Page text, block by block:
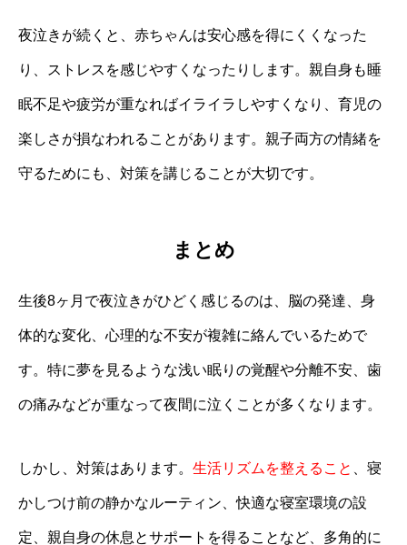
夜泣きが続くと、赤ちゃんは安心感を得にくくなった
り、ストレスを感じやすくなったりします。親自身も睡
眠不足や疲労が重なればイライラしやすくなり、育児の
楽しさが損なわれることがあります。親子両方の情緒を
守るためにも、対策を講じることが大切です。
まとめ
生後8ヶ月で夜泣きがひどく感じるのは、脳の発達、身
体的な変化、心理的な不安が複雑に絡んでいるためで
す。特に夢を見るような浅い眠りの覚醒や分離不安、歯
の痛みなどが重なって夜間に泣くことが多くなります。
しかし、対策はあります。 生活リズムを整えること 、寝
かしつけ前の静かなルーティン、快適な寝室環境の設
定、親自身の休息とサポートを得ることなど、多角的に